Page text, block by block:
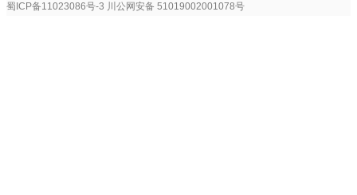
蜀ICP备11023086号-3 川公网安备 51019002001078号